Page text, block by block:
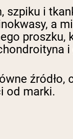
i
a
proszku,
od marki.